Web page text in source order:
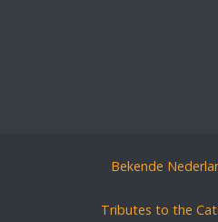
Bekende
Tributes to the